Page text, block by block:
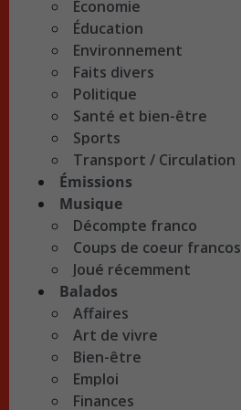
Économie
Éducation
Environnement
Faits divers
Politique
Santé et bien-être
Sports
Transport / Circulation
Émissions
Musique
Décompte franco
Coups de coeur francos
Joué récemment
Balados
Affaires
Art de vivre
Bien-être
Emploi
Finances